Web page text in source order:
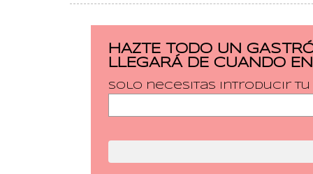
HAZTE TODO UN
LLEGARÁ DE CUANDO
Solo necesitas introducir